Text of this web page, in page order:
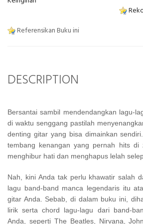
Referensikan Buku ini
DESCRIPTION
Bersantai sambil mendendangkan lagu-
di waktu senggang pastilah
denting gitar yang bisa dimainkan
tembang kenangan yang pernah hits di
menghibur hati dan menghapus lelah
Nah, kini Anda tak perlu khawatir salah
lagu band-band manca legendaris itu
gitar Anda. Sebab, di dalam buku ini,
lirik serta chord lagu-lagu dari band-
Anda, seperti The Beatles, Nirvana,